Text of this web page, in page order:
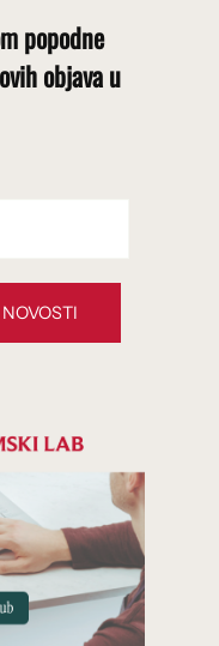
popodne
objava u